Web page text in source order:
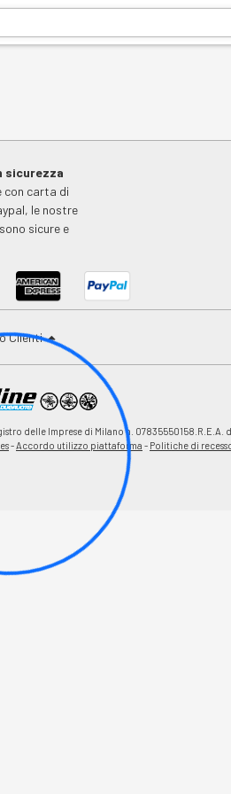
sicurezza
con carta di
le nostre
sicure e
Clienti
delle Imprese di Milano n.
-Accordo utilizzo piattaforma - Politiche di